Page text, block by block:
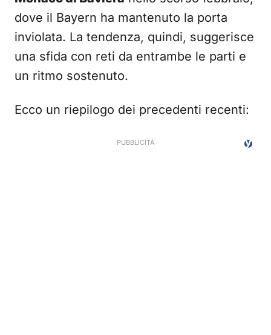
dove il Bayern ha mantenuto la porta
inviolata. La tendenza, quindi, suggerisce
una sfida con reti da entrambe le parti e
un ritmo sostenuto.
Ecco un riepilogo dei precedenti recenti: